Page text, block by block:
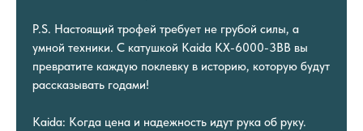
P.S. Настоящий трофей требует не грубой силы, а
умной техники. С катушкой Kaida KX-6000-3BB вы
превратите каждую поклевку в историю, которую будут
рассказывать годами!
Kaida: Когда цена и надежность идут рука об руку.